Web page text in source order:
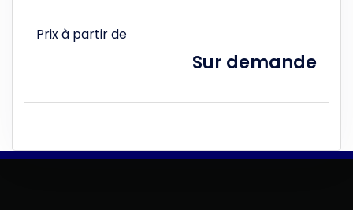
Prix à partir de
Sur demande